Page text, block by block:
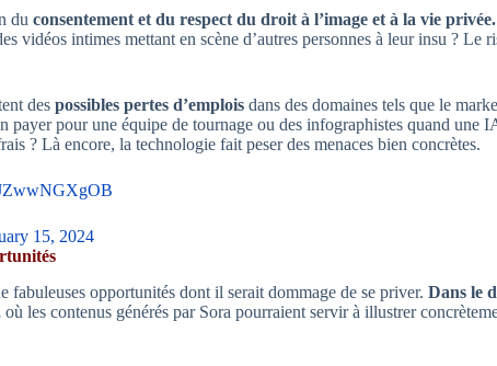
du consentement et du respect du droit à l’image et à la vie privée.
vidéos intimes mettant en scène d’autres personnes à leur insu ? Le
des possibles pertes d’emplois dans des domaines tels que le
payer pour une équipe de tournage ou des infographistes quand une
? Là encore, la technologie fait peser des menaces bien concrètes.
15, 2024
fabuleuses opportunités dont il serait dommage de se priver. Dans le
où les contenus générés par Sora pourraient servir à illustrer